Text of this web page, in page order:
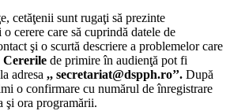
cetăţenii sunt rugaţi să prezinte
cerere care să cuprindă datele de
şi o scurtă descriere a problemelor care
Cererile de primire în audienţă pot fi
adresa ,, secretariat@dspph.ro’’. După
o confirmare cu numărul de înregistrare
şi ora programării.